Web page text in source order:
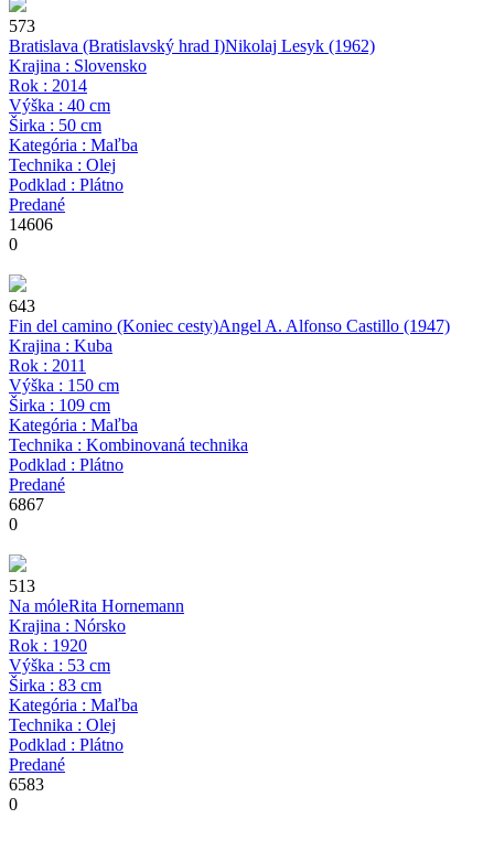
573
Bratislava (Bratislavský hrad I)Nikolaj Lesyk (1962)
Krajina : Slovensko
Rok : 2014
Výška : 40 cm
Širka : 50 cm
Kategória : Maľba
Technika : Olej
Podklad : Plátno
Predané
14606
0
643
Fin del camino (Koniec cesty)Angel A. Alfonso Castillo (1947)
Krajina : Kuba
Rok : 2011
Výška : 150 cm
Širka : 109 cm
Kategória : Maľba
Technika : Kombinovaná technika
Podklad : Plátno
Predané
6867
0
513
Na móleRita Hornemann
Krajina : Nórsko
Rok : 1920
Výška : 53 cm
Širka : 83 cm
Kategória : Maľba
Technika : Olej
Podklad : Plátno
Predané
6583
0